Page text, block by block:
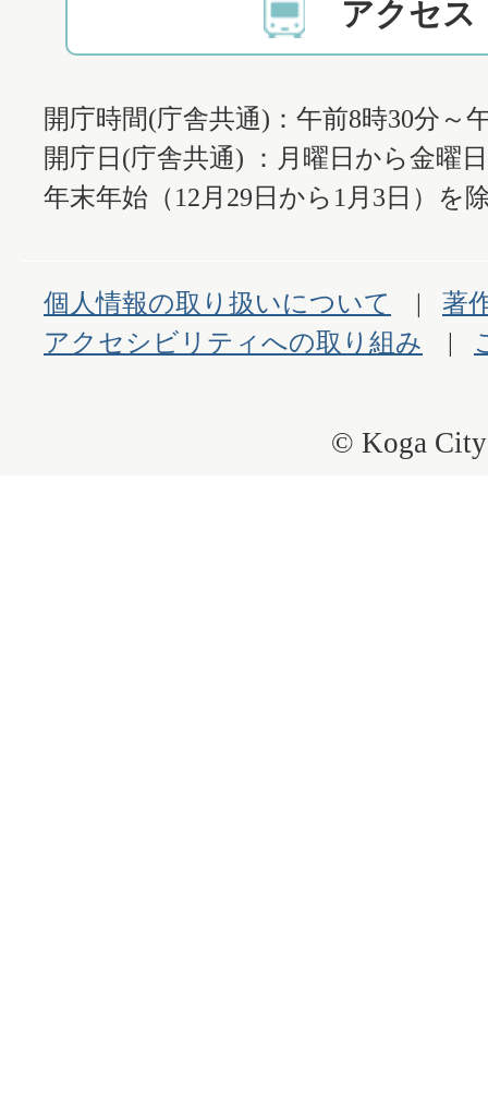
アクセス
開庁時間(庁舎共通)：午前8時30分～
開庁日(庁舎共通) ：月曜日から金曜
年末年始（12月29日から1月3日）を
個人情報の取り扱いについて
著
アクセシビリティへの取り組み
© Koga City